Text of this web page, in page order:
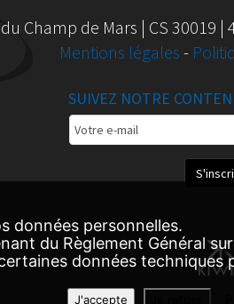
Champ de Mars | CS 30019
Mentions légales -
SUIVEZ NOTRE
Email
Subscription
données personnelles.
du Règlement Général
données
J'accepte